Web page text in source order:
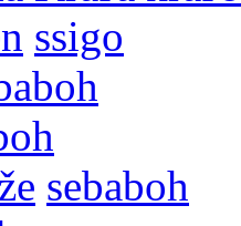
ssigo
sebaboh